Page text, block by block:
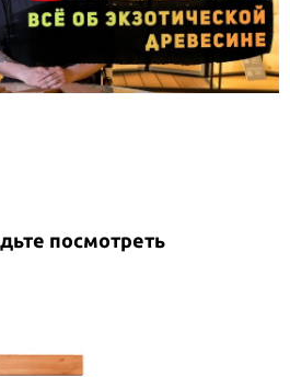
посмотреть